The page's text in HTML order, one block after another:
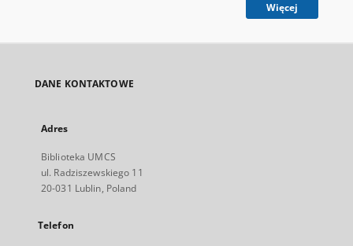
Więcej
DANE KONTAKTOWE
Adres
Biblioteka UMCS
ul. Radziszewskiego 11
20-031 Lublin, Poland
Telefon